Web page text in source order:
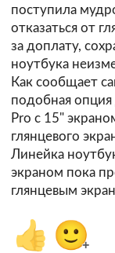
поступила
отказаться от
за доплату,
ноутбука
Как сообщает
подобная
Pro с 15"
глянцевого
Линейка
экраном пока
глянцевым
👍 🙂+